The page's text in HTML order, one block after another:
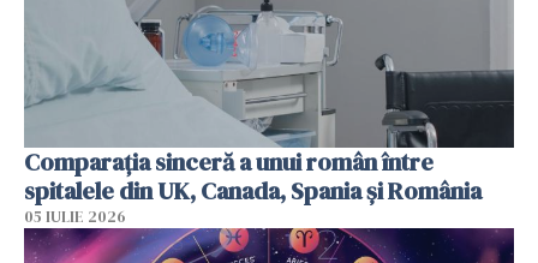
Comparația sinceră a unui român între
spitalele din UK, Canada, Spania și România
05 IULIE 2026